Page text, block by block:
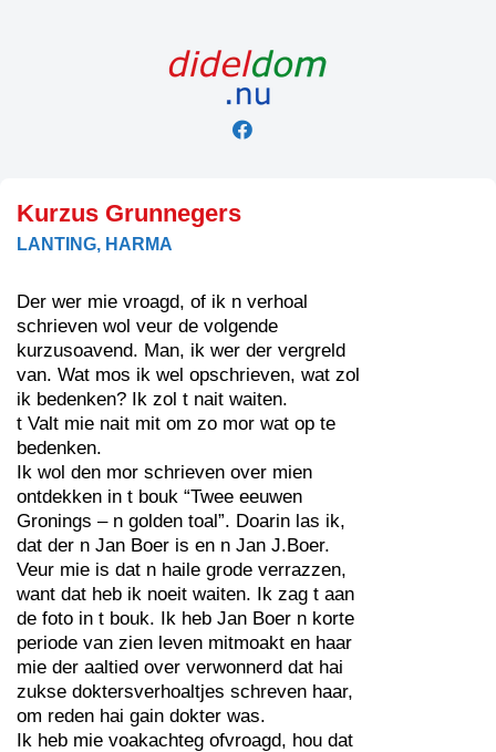
Kurzus Grunnegers
LANTING, HARMA
Der wer mie vroagd, of ik n verhoal
schrieven wol veur de volgende
kurzusoavend. Man, ik wer der vergreld
van. Wat mos ik wel opschrieven, wat zol
ik bedenken? Ik zol t nait waiten.
t Valt mie nait mit om zo mor wat op te
bedenken.
Ik wol den mor schrieven over mien
ontdekken in t bouk “Twee eeuwen
Gronings – n golden toal”. Doarin las ik,
dat der n Jan Boer is en n Jan J.Boer.
Veur mie is dat n haile grode verrazzen,
want dat heb ik noeit waiten. Ik zag t aan
de foto in t bouk. Ik heb Jan Boer n korte
periode van zien leven mitmoakt en haar
mie der aaltied over verwonnerd dat hai
zukse doktersverhoaltjes schreven haar,
om reden hai gain dokter was.
Ik heb mie voakachteg ofvroagd, hou dat